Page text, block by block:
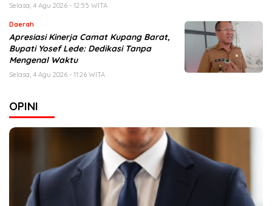
Selasa, 4 Agu 2026 - 12:55 WITA
Daerah
Apresiasi Kinerja Camat Kupang Barat,
Bupati Yosef Lede: Dedikasi Tanpa
Mengenal Waktu
Selasa, 4 Agu 2026 - 11:26 WITA
OPINI